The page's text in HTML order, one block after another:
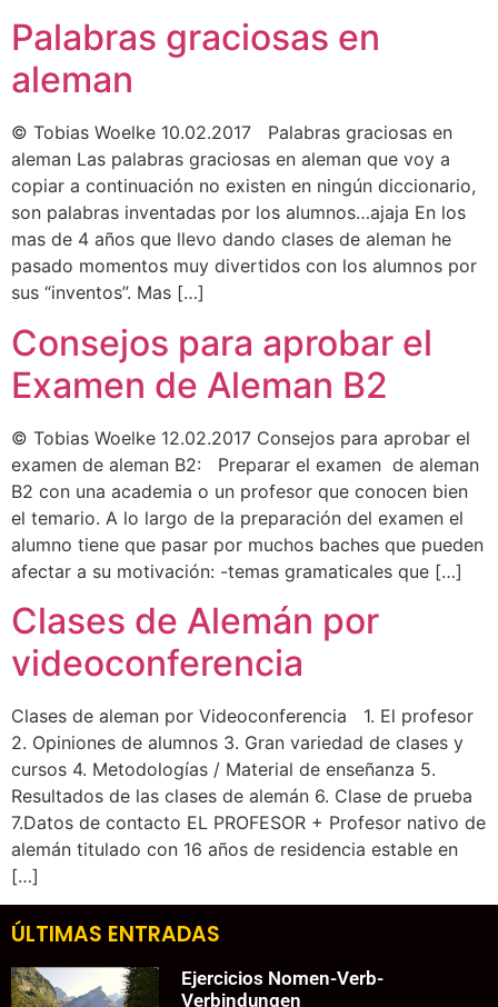
Palabras graciosas en
aleman
© Tobias Woelke 10.02.2017 Palabras graciosas en
aleman Las palabras graciosas en aleman que voy a
copiar a continuación no existen en ningún diccionario,
son palabras inventadas por los alumnos…ajaja En los
mas de 4 años que llevo dando clases de aleman he
pasado momentos muy divertidos con los alumnos por
sus “inventos”. Mas […]
Consejos para aprobar el
Examen de Aleman B2
© Tobias Woelke 12.02.2017 Consejos para aprobar el
examen de aleman B2: Preparar el examen de aleman
B2 con una academia o un profesor que conocen bien
el temario. A lo largo de la preparación del examen el
alumno tiene que pasar por muchos baches que pueden
afectar a su motivación: -temas gramaticales que […]
Clases de Alemán por
videoconferencia
Clases de aleman por Videoconferencia 1. El profesor
2. Opiniones de alumnos 3. Gran variedad de clases y
cursos 4. Metodologías / Material de enseñanza 5.
Resultados de las clases de alemán 6. Clase de prueba
7.Datos de contacto EL PROFESOR + Profesor nativo de
alemán titulado con 16 años de residencia estable en
[…]
ÚLTIMAS ENTRADAS
Ejercicios Nomen-Verb-
Verbindungen